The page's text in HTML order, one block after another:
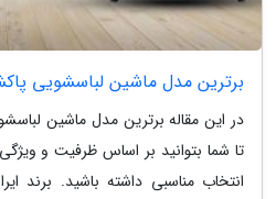
برترین مدل ماشین لباسشویی
در این مقاله برترین مدل ماشین
تا شما بتوانید بر اساس ظرفیت و
انتخاب مناسبی داشته باشید. برند